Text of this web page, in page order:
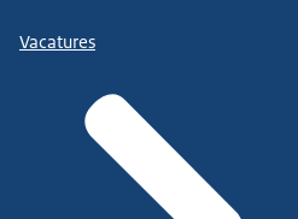
Vacatures